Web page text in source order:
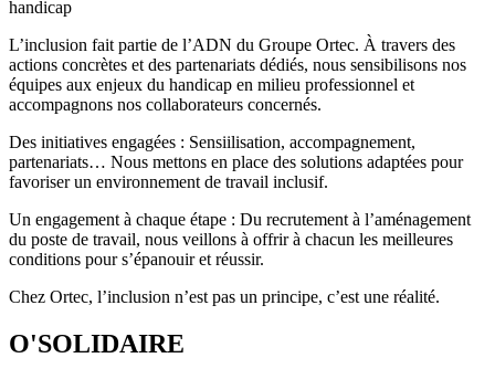
handicap
L’inclusion fait partie de l’ADN du Groupe Ortec. À travers des
actions concrètes et des partenariats dédiés, nous sensibilisons nos
équipes aux enjeux du handicap en milieu professionnel et
accompagnons nos collaborateurs concernés.
Des initiatives engagées : Sensiilisation, accompagnement,
partenariats… Nous mettons en place des solutions adaptées pour
favoriser un environnement de travail inclusif.
Un engagement à chaque étape : Du recrutement à l’aménagement
du poste de travail, nous veillons à offrir à chacun les meilleures
conditions pour s’épanouir et réussir.
Chez Ortec, l’inclusion n’est pas un principe, c’est une réalité.
O'SOLIDAIRE